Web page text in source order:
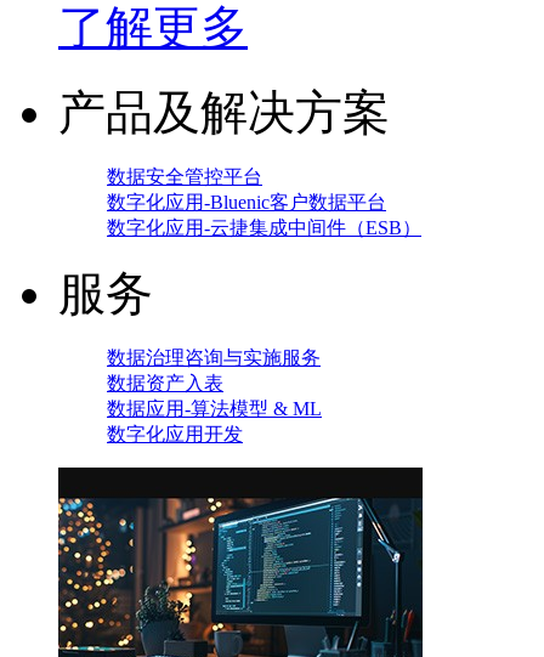
了解更多
产品及解决方案
数据安全管控平台
数字化应用-Bluenic客户数据平台
数字化应用-云捷集成中间件（ESB）
服务
数据治理咨询与实施服务
数据资产入表
数据应用-算法模型 & ML
数字化应用开发